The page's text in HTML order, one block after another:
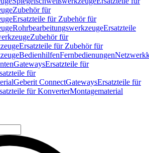
Zubehör für
Ersatzteile für Zubehör für
RohrbearbeitungswerkzeugeErsatzteile
Zubehör für
Ersatzteile für Zubehör für
BedienhilfenFernbedienungen
GatewaysErsatzteile für
für
Geberit ConnectGatewaysErsatzteile für
für KonverterMontagematerial